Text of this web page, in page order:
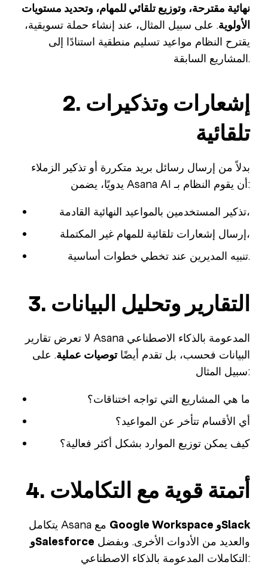
نهائية مقترحة، وتوزيع تلقائي للمهام، وتحديد مستويات
الأولوية. على سبيل المثال، عند إنشاء حملة تسويقية،
يقترح النظام مواعيد تسليم منطقية استنادًا إلى
المشاريع السابقة.
2. إشعارات وتذكيرات
تلقائية
بدلاً من إرسال رسائل بريد متكررة أو تذكير الزملاء
يدويًا، يضمن Asana AI أن يقوم النظام بـ:
تذكير المستخدمين بالمواعيد النهائية القادمة،
إرسال إشعارات تلقائية للمهام غير المكتملة،
تنبيه المديرين عند تخطي خطوات أساسية.
3. التقارير وتحليل البيانات
لا تعرض تقارير Asana المدعومة بالذكاء الاصطناعي
البيانات فحسب، بل تقدم أيضًاتوصيات عملية. على
سبيل المثال:
ما هي المشاريع التي تواجه اختناقات؟
أي الأقسام تتأخر عن المواعيد؟
كيف يمكن توزيع الموارد بشكل أكثر فعالية؟
4. أتمتة قوية مع التكاملات
Google Workspace وSlack
وSalesforce
التكاملات المدعومة بالذكاء الاصطناعي: